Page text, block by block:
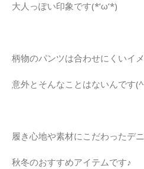
大人っぽい印象です(*’ω’*)
柄物のパンツは合わせにくいイ
意外とそんなことはないんです
履き心地や素材にこだわったデニ
秋冬のおすすめアイテムです♪